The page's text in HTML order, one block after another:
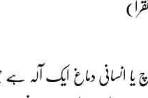
یا انسانی دماغ ایک آلہ